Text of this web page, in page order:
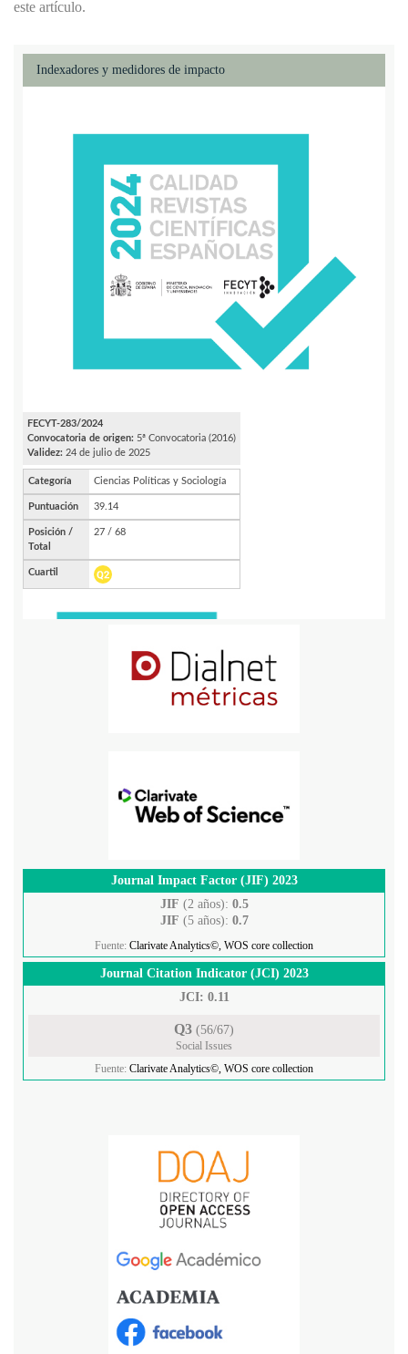
este artículo.
Indexadores y medidores de impacto
Journal Impact Factor (JIF) 2023
JIF (2 años): 0.5
JIF (5 años): 0.7
Fuente: Clarivate Analytics©, WOS core collection
Journal Citation Indicator (JCI) 2023
JCI: 0.11
Q3 (56/67)
Social Issues
Fuente: Clarivate Analytics©, WOS core collection